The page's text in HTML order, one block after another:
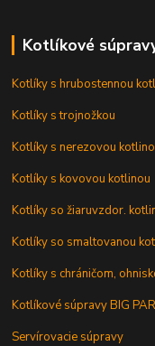
Kotlíkové
Kotlíky s hrubostennou
Kotlíky s trojnožkou
Kotlíky s nerezovou
Kotlíky s kovovou kotlinou
Kotlíky so žiaruvzdor.
Kotlíky so smaltovanou
Kotlíky s chráničom,
Kotlíkové súpravy BIG
Servírovacie súpravy